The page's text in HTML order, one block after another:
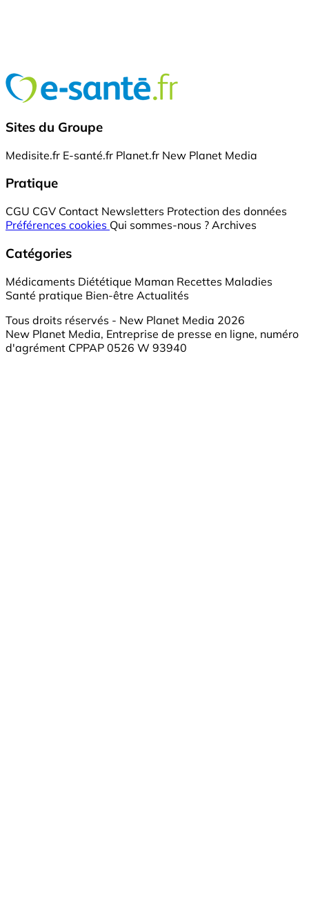
Sites du Groupe
Medisite.fr E-santé.fr Planet.fr New Planet Media
Pratique
CGU CGV Contact Newsletters Protection des données
Préférences cookies Qui sommes-nous ? Archives
Catégories
Médicaments Diététique Maman Recettes Maladies
Santé pratique Bien-être Actualités
Tous droits réservés - New Planet Media 2026
New Planet Media, Entreprise de presse en ligne, numéro
d'agrément CPPAP 0526 W 93940